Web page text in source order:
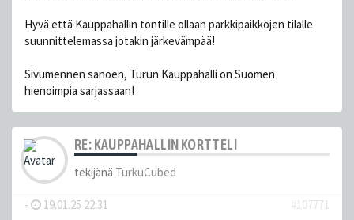
Hyvä että Kauppahallin tontille ollaan parkkipaikkojen tilalle
suunnittelemassa jotakin järkevämpää!
Sivumennen sanoen, Turun Kauppahalli on Suomen
hienoimpia sarjassaan!
RE: KAUPPAHALLIN KORTTELI
tekijänä TurkuCubed
- 19.01.25 22:31
#107771